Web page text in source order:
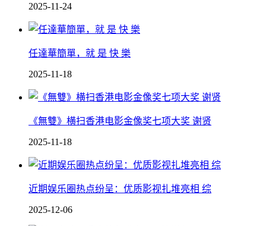
2025-11-24
任達華簡單，就 是 快 樂
2025-11-18
《無雙》横扫香港电影金像奖七项大奖 谢贤
2025-11-18
近期娱乐圈热点纷呈：优质影视扎堆亮相 综
2025-12-06